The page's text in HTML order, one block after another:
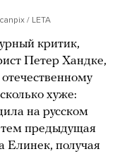
/ LETA
критик,
Петер Хандке,
хуже:
на русском
предыдущая
Елинек, получая